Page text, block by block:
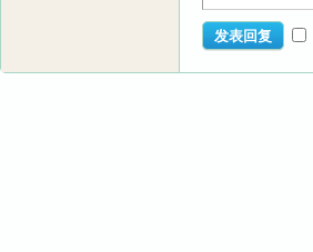
发表回复